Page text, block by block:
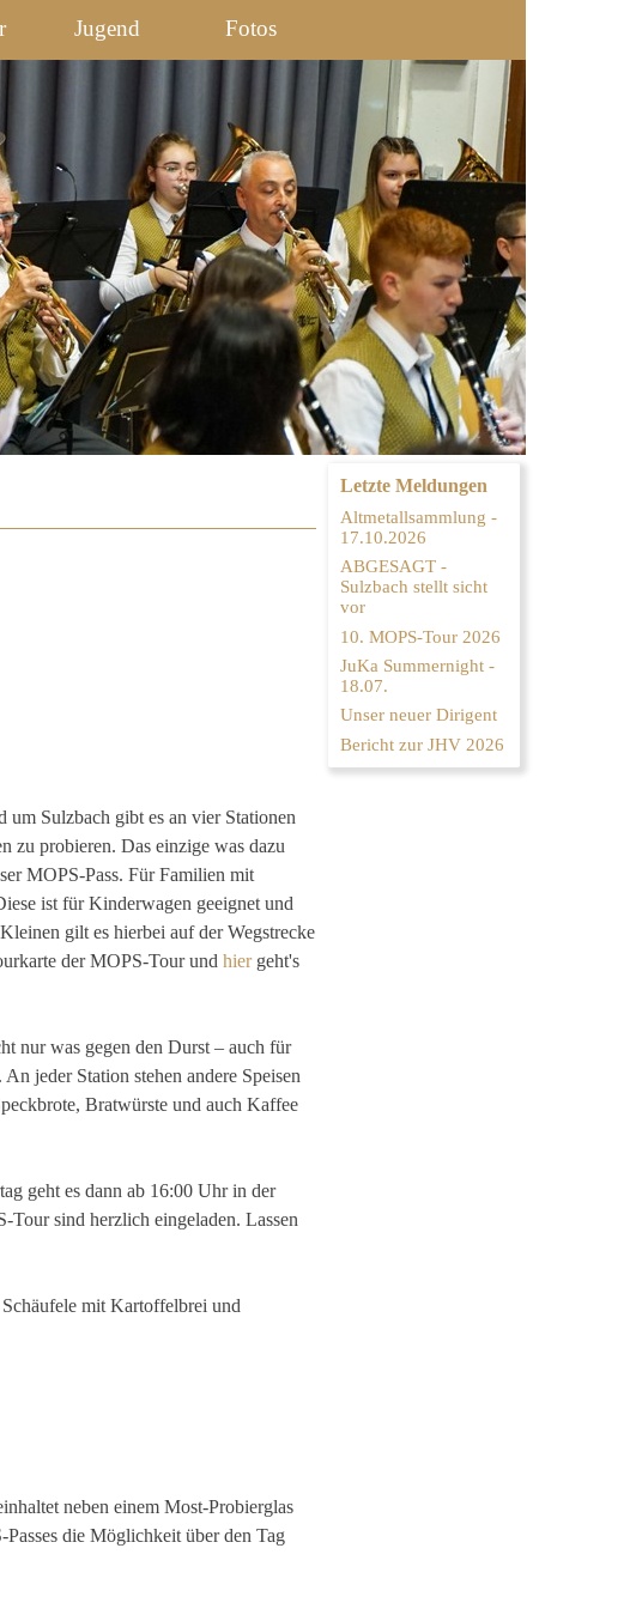
Jugend Fotos
Sulzbach gibt es an vier Stationen
zu probieren. Das einzige was dazu
MOPS-Pass. Für Familien mit
ist für Kinderwagen geeignet und
gilt es hierbei auf der Wegstrecke
der MOPS-Tour und hiergeht's
nur was gegen den Durst – auch für
jeder Station stehen andere Speisen
Bratwürste und auch Kaffee
geht es dann ab 16:00 Uhr in der
sind herzlich eingeladen. Lassen
mit Kartoffelbrei und
neben einem Most-Probierglas
die Möglichkeit über den Tag
Letzte Meldungen
Altmetallsammlung -
17.10.2026
ABGESAGT -
Sulzbach stellt sicht
vor
10. MOPS-Tour 2026
JuKa Summernight -
18.07.
Unser neuer Dirigent
Bericht zur JHV 2026